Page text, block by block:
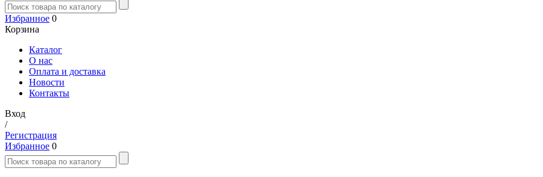
Избранное 0
Корзина
Каталог
О нас
Оплата и доставка
Новости
Контакты
Вход
/
Регистрация
Избранное 0